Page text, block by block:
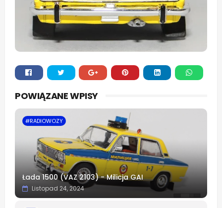
POWIĄZANE WPISY
#RADIOWOZY
Łada 1500 (VAZ 2103) - Milicja GAI
Listopad 24, 2024